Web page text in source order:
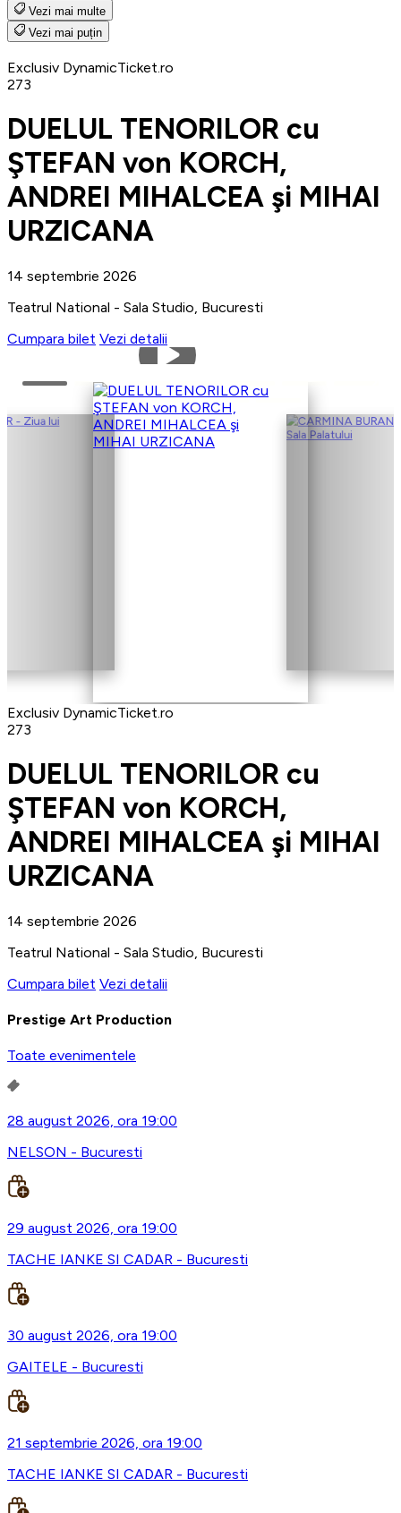
Vezi mai multe
Vezi mai puțin
Exclusiv DynamicTicket.ro
273
DUELUL TENORILOR cu
ŞTEFAN von KORCH,
ANDREI MIHALCEA şi MIHAI
URZICANA
14 septembrie 2026
Teatrul National - Sala Studio, Bucuresti
Cumpara bilet Vezi detalii
Exclusiv DynamicTicket.ro
273
DUELUL TENORILOR cu
ŞTEFAN von KORCH,
ANDREI MIHALCEA şi MIHAI
URZICANA
14 septembrie 2026
Teatrul National - Sala Studio, Bucuresti
Cumpara bilet Vezi detalii
Prestige Art Production
Toate evenimentele
28 august 2026, ora 19:00
NELSON - Bucuresti
29 august 2026, ora 19:00
TACHE IANKE SI CADAR - Bucuresti
30 august 2026, ora 19:00
GAITELE - Bucuresti
21 septembrie 2026, ora 19:00
TACHE IANKE SI CADAR - Bucuresti